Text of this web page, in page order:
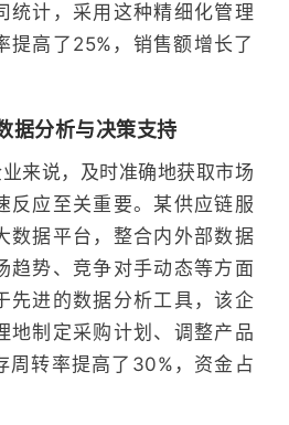
统计，采用这种精细化管理
提高了25%，销售额增长了
据分析与决策支持
来说，及时准确地获取市场
反应至关重要。某供应链服
数据平台，整合内外部数据
趋势、竞争对手动态等方面
先进的数据分析工具，该企
地制定采购计划、调整产品
周转率提高了30%，资金占